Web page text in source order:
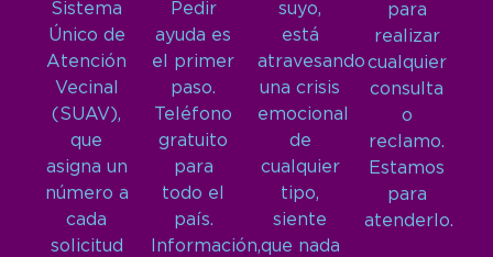
Sistema
Único de
Atención
Vecinal
(SUAV),
que
asigna un
número a
cada
solicitud
Pedir
ayuda es
el primer
paso.
Teléfono
gratuito
para
todo el
país.
Información,
suyo,
está
atravesando
una crisis
emocional
de
cualquier
tipo,
siente
que nada
para
realizar
cualquier
consulta
o
reclamo.
Estamos
para
atenderlo.